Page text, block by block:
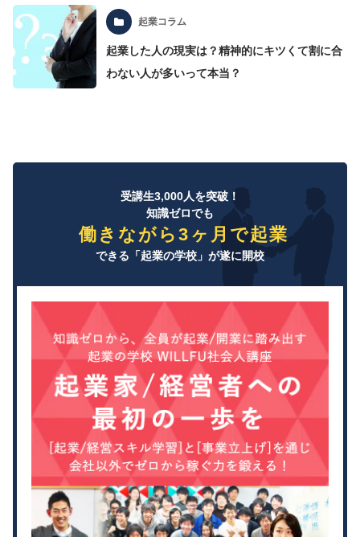
起業コラム
起業した人の現実は？精神的にキツくて割に合
わない人が多いって本当？
受講生3,000人を突破！
知識ゼロでも
働きながら3ヶ月で起業
できる「起業の学校」が遂に開校